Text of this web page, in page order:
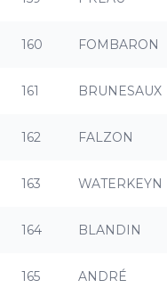
160 FOMBARON
161 BRUNESAUX
162 FALZON
163 WATERKEYN
164 BLANDIN
165 ANDRÉ